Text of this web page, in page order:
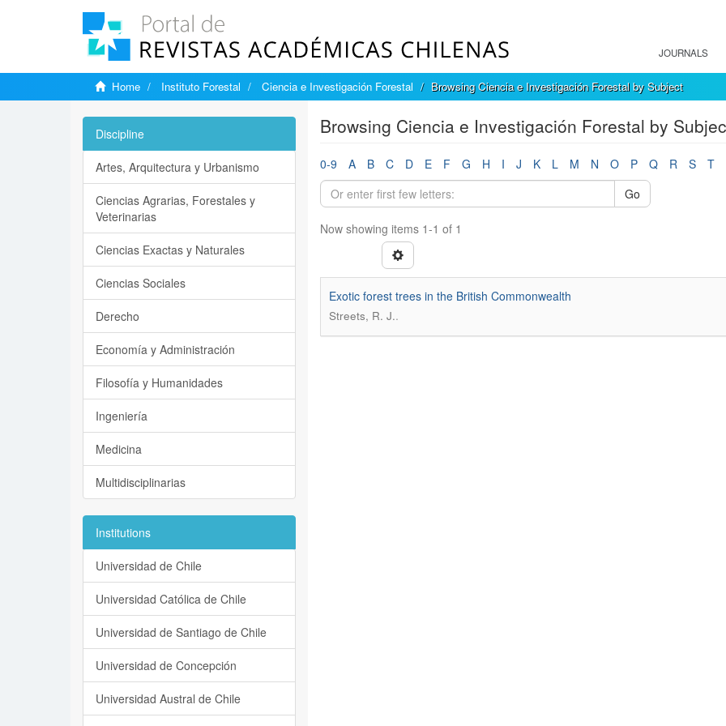
JOURNALS
Home Instituto Forestal Ciencia e Investigación Forestal Browsing Ciencia e Investigación Forestal by Subject
Browsing Ciencia e Investigación Forestal by
0-9 A B C D E F G H I J K L M N O P Q R S T
Go
Now showing items 1-1 of 1
Exotic forest trees in the British Commonwealth
Streets, R. J..
Discipline
Artes, Arquitectura y Urbanismo
Ciencias Agrarias, Forestales y
Veterinarias
Ciencias Exactas y Naturales
Ciencias Sociales
Derecho
Economía y Administración
Filosofía y Humanidades
Ingeniería
Medicina
Multidisciplinarias
Institutions
Universidad de Chile
Universidad Católica de Chile
Universidad de Santiago de Chile
Universidad de Concepción
Universidad Austral de Chile